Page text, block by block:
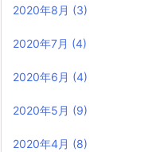
2020年8月 (3)
2020年7月 (4)
2020年6月 (4)
2020年5月 (9)
2020年4月 (8)